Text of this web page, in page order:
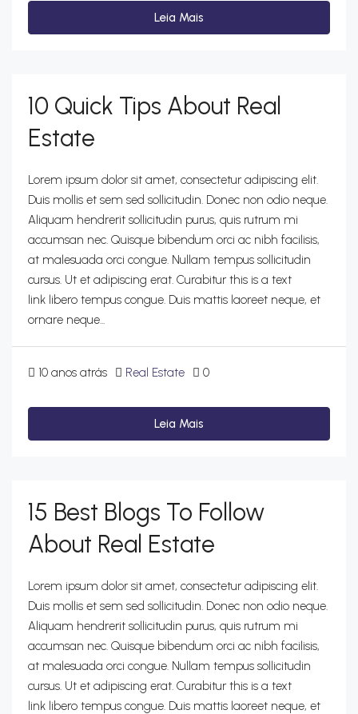
Leia Mais
10 Quick Tips About Real
Estate
Lorem ipsum dolor sit amet, consectetur adipiscing elit.
Duis mollis et sem sed sollicitudin. Donec non odio neque.
Aliquam hendrerit sollicitudin purus, quis rutrum mi
accumsan nec. Quisque bibendum orci ac nibh facilisis,
at malesuada orci congue. Nullam tempus sollicitudin
cursus. Ut et adipiscing erat. Curabitur this is a text
link libero tempus congue. Duis mattis laoreet neque, et
ornare neque...
10 anos atrás Real Estate 0
Leia Mais
15 Best Blogs To Follow
About Real Estate
Lorem ipsum dolor sit amet, consectetur adipiscing elit.
Duis mollis et sem sed sollicitudin. Donec non odio neque.
Aliquam hendrerit sollicitudin purus, quis rutrum mi
accumsan nec. Quisque bibendum orci ac nibh facilisis,
at malesuada orci congue. Nullam tempus sollicitudin
cursus. Ut et adipiscing erat. Curabitur this is a text
link libero tempus congue. Duis mattis laoreet neque, et